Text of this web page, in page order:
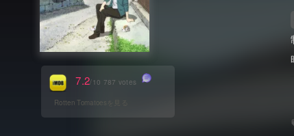
7.2/10 787 votes